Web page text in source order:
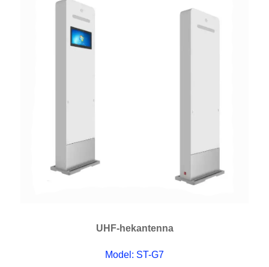
UHF-hekantenna
Model: ST-G7